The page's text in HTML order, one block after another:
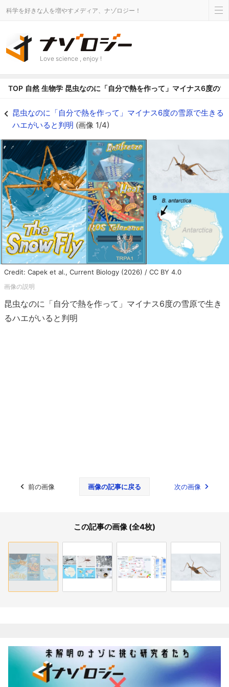
科学を好きな人を増やすメディア、ナゾロジー！
Love science , enjoy !
TOP 自然 生物学 昆虫なのに「自分で熱を作って」マイナス6度の
昆虫なのに「自分で熱を作って」マイナス6度の雪原で生きる
ハエがいると判明 (画像 1/4)
Credit: Capek et al., Current Biology (2026) / CC BY 4.0
昆虫なのに「自分で熱を作って」マイナス6度の雪原で生き
るハエがいると判明
前の画像 画像の記事に戻る 次の画像
この記事の画像 (全4枚)